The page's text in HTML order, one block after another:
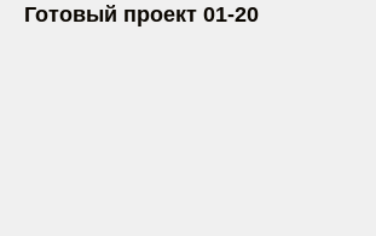
Готовый проект 01-20